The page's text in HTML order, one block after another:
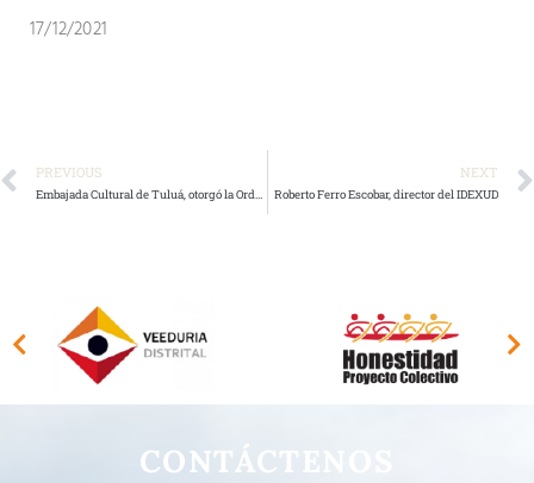
17/12/2021
PREVIOUS NEXT
Roberto Ferro Escobar, director del IDEXUD
CONTÁCTENOS